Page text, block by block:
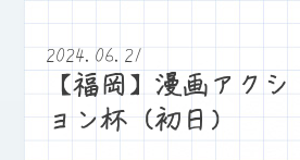
2024.06.21
【福岡】漫画アクシ
ョン杯（初日）